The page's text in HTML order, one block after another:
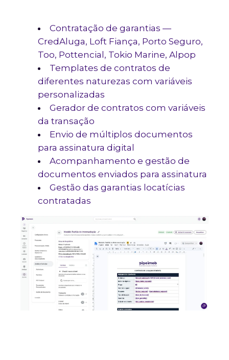
Contratação de garantias —
CredAluga, Loft Fiança, Porto Seguro,
Too, Pottencial, Tokio Marine, Alpop
Templates de contratos de
diferentes naturezas com variáveis
personalizadas
Gerador de contratos com variáveis
da transação
Envio de múltiplos documentos
para assinatura digital
Acompanhamento e gestão de
documentos enviados para assinatura
Gestão das garantias locatícias
contratadas